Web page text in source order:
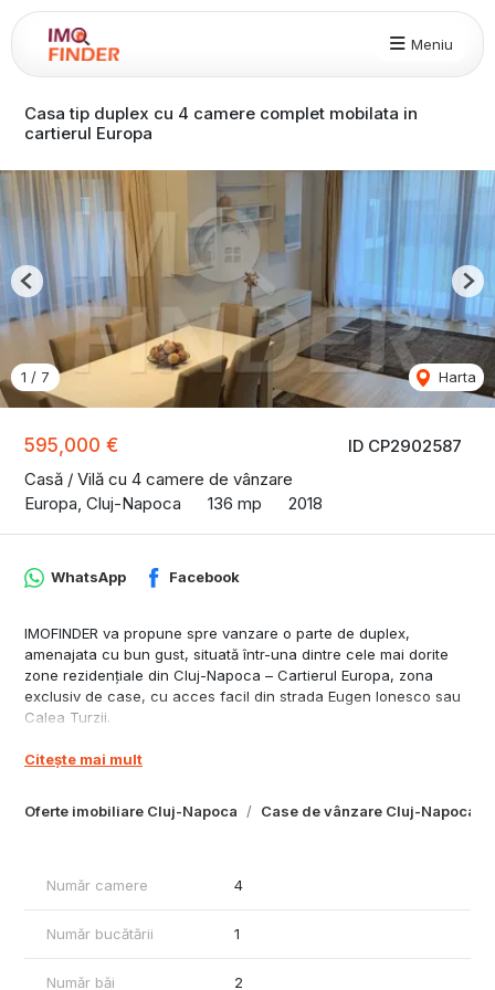
Meniu
Casa tip duplex cu 4 camere complet mobilata in
cartierul Europa
ID CP2902587
595,000 €
Casă / Vilă cu 4 camere de vânzare
Europa, Cluj-Napoca
136 mp 2018
1 / 7 Harta
Previous
Oferte imobiliare Cluj-Napoca Case de vânzare Cluj-Napoca
WhatsApp Facebook
IMOFINDER va propune spre vanzare o parte de duplex,
amenajata cu bun gust, situată într-una dintre cele mai dorite
zone rezidențiale din Cluj-Napoca – Cartierul Europa, zona
exclusiv de case, cu acces facil din strada Eugen Ionesco sau
Calea Turzii.
• Suprafață utilă: 136 mp, structurată pe Parter + Etaj
Compartimentare inteligentă:
casei
• Etaj: 3 dormitoare luminoase, 2 băi, 3 dressing-uri și balcon
Casa este complet mobilată și utilată, gata de mutare imediată!
Citește mai mult
Număr camere 4
Număr bucătării 1
Număr băi 2